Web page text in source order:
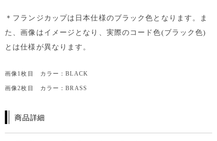
＊フランジカップは日本仕様のブラック色となります。ま
た、画像はイメージとなり、実際のコード色(ブラック色)
とは仕様が異なります。
画像1枚目 カラー：BLACK
画像2枚目 カラー：BRASS
商品詳細